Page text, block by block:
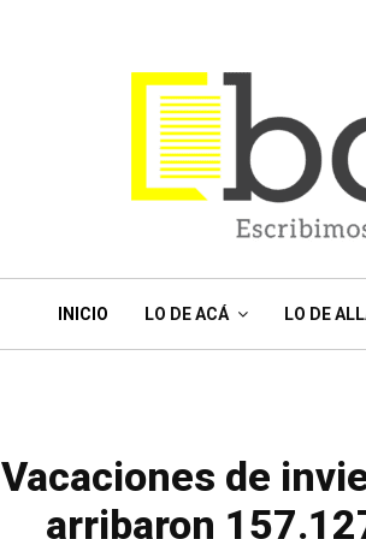
INICIO LO DE ACÁ LO DE
Vacaciones de
arribaron